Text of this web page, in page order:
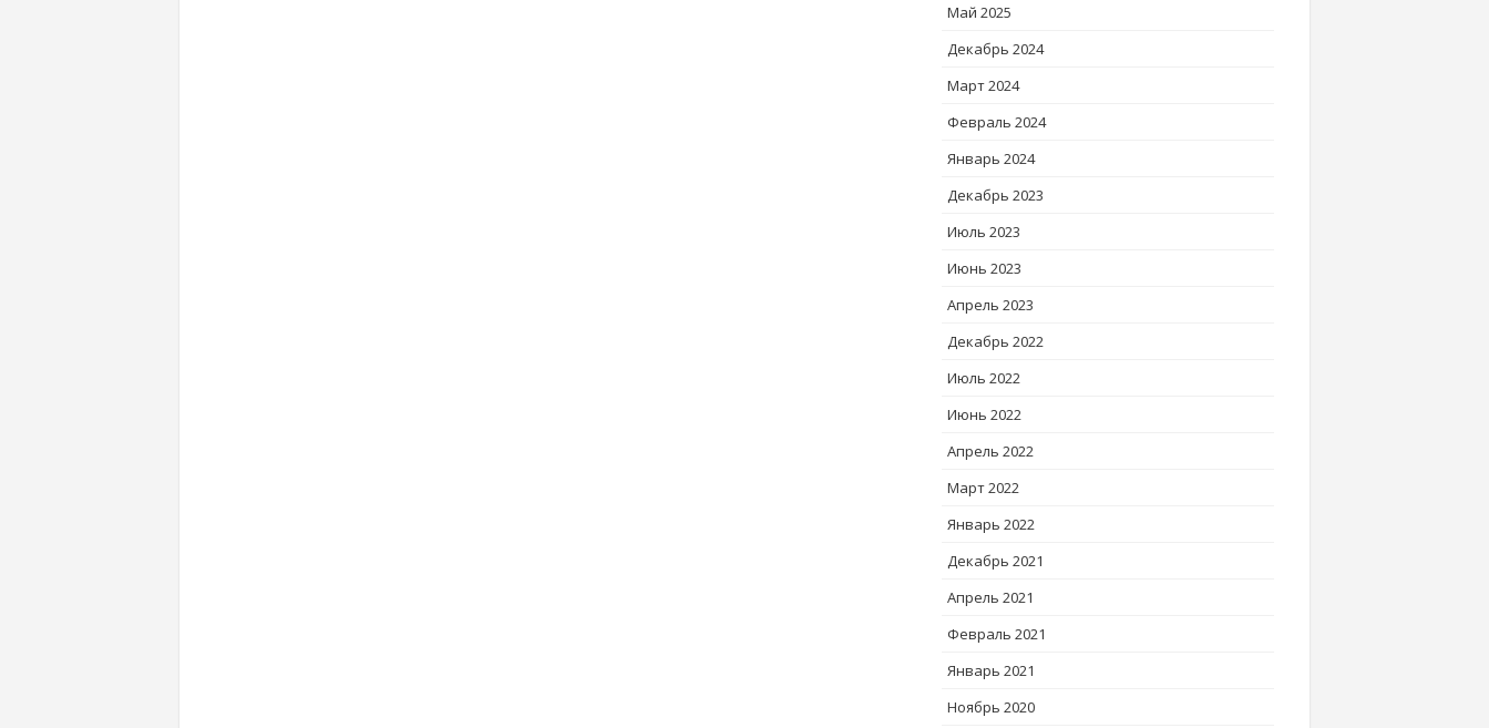
Май 2025
Декабрь 2024
Март 2024
Февраль 2024
Январь 2024
Декабрь 2023
Июль 2023
Июнь 2023
Апрель 2023
Декабрь 2022
Июль 2022
Июнь 2022
Апрель 2022
Март 2022
Январь 2022
Декабрь 2021
Апрель 2021
Февраль 2021
Январь 2021
Ноябрь 2020